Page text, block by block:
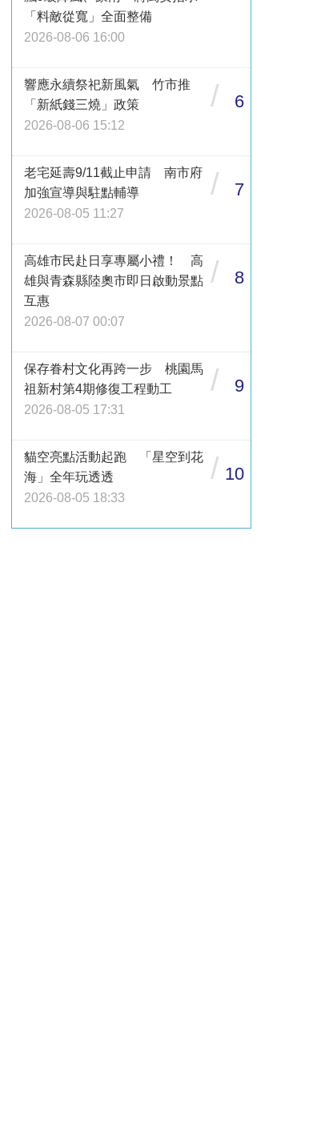
「料敵從寬」全面整備
2026-08-06 16:00
響應永續祭祀新風氣 竹市推
「新紙錢三燒」政策
2026-08-06 15:12
/ 6
老宅延壽9/11截止申請 南市府
加強宣導與駐點輔導
2026-08-05 11:27
/ 7
高雄市民赴日享專屬小禮！ 高
雄與青森縣陸奧市即日啟動景點
互惠
2026-08-07 00:07
/ 8
保存眷村文化再跨一步 桃園馬
祖新村第4期修復工程動工
2026-08-05 17:31
/ 9
貓空亮點活動起跑 「星空到花
海」全年玩透透
2026-08-05 18:33
/ 10